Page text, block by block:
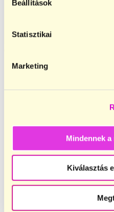
Beállítások
Statisztikai
Marketing
Mindennek a
Kiválasztás
Élményalapú céges